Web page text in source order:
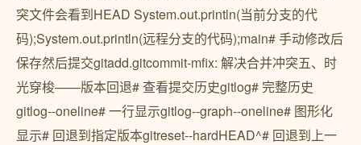
突文件会看到HEAD System.out.println(当前分支的代
码);System.out.println(远程分支的代码);main# 手动修改后
保存然后提交gitadd.gitcommit-mfix: 解决合并冲突五、时
光穿梭——版本回退# 查看提交历史gitlog# 完整历史
gitlog--oneline# 一行显示gitlog--graph--oneline# 图形化
显示# 回退到指定版本gitreset--hardHEAD^# 回退到上一